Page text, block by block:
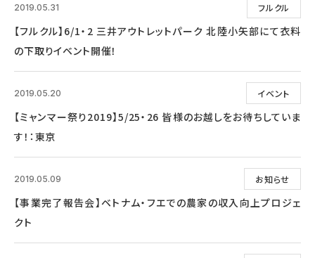
フルクル
2019.05.31
【フルクル】6/1・2 三井アウトレットパーク 北陸小矢部にて衣料
の下取りイベント開催！
イベント
2019.05.20
【ミャンマー祭り2019】5/25・26 皆様のお越しをお待ちしていま
す！：東京
お知らせ
2019.05.09
【事業完了報告会】ベトナム・フエでの農家の収入向上プロジェ
クト